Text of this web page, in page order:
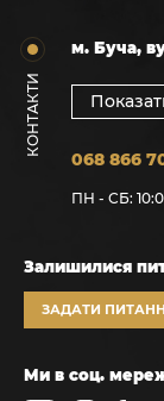
КОНТАКТИ
м. Буча,
068 866
ПН - СБ:
Залишилися
ЗАДАТИ
Ми в соц.